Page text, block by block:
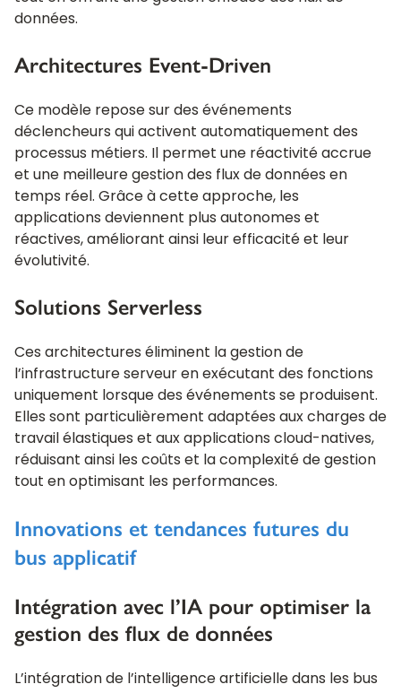
données.
Architectures Event-Driven
Ce modèle repose sur des événements
déclencheurs qui activent automatiquement des
processus métiers. Il permet une réactivité accrue
et une meilleure gestion des flux de données en
temps réel. Grâce à cette approche, les
applications deviennent plus autonomes et
réactives, améliorant ainsi leur efficacité et leur
évolutivité.
Solutions Serverless
Ces architectures éliminent la gestion de
l’infrastructure serveur en exécutant des fonctions
uniquement lorsque des événements se produisent.
Elles sont particulièrement adaptées aux charges de
travail élastiques et aux applications cloud-natives,
réduisant ainsi les coûts et la complexité de gestion
tout en optimisant les performances.
Innovations et tendances futures du
bus applicatif
Intégration avec l’IA pour optimiser la
gestion des flux de données
L’intégration de l’intelligence artificielle dans les bus